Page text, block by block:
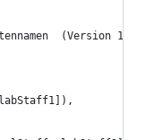
(Version